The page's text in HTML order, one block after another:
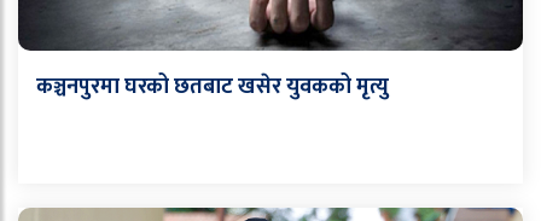
कञ्चनपुरमा घरको छतबाट खसेर युवकको मृत्यु